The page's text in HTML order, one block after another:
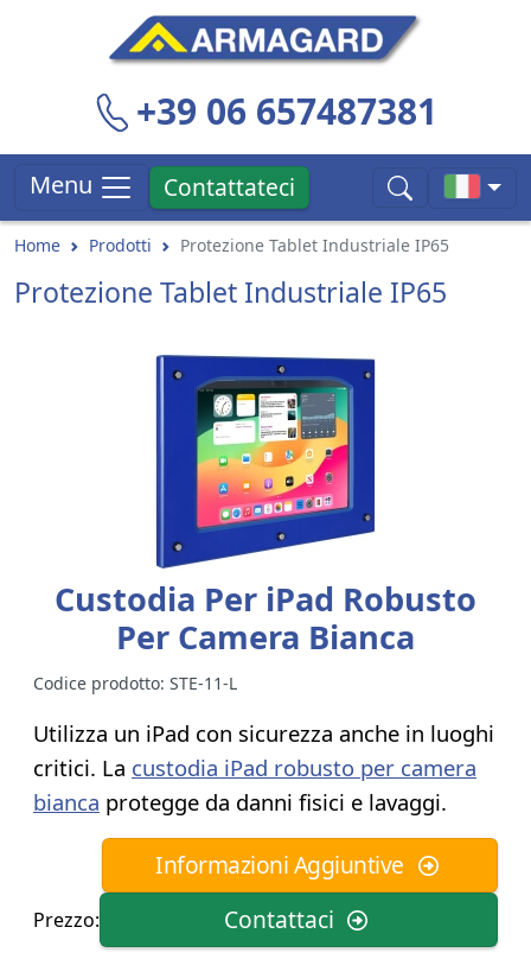
+39 06 657487381
Menu Contattateci
Home Prodotti Protezione Tablet Industriale IP65
Protezione Tablet Industriale IP65
Custodia Per iPad Robusto
Per Camera Bianca
Codice prodotto: STE-11-L
Utilizza un iPad con sicurezza anche in luoghi
critici. La custodia iPad robusto per camera
bianca protegge da danni fisici e lavaggi.
Informazioni Aggiuntive
Prezzo: Contattaci